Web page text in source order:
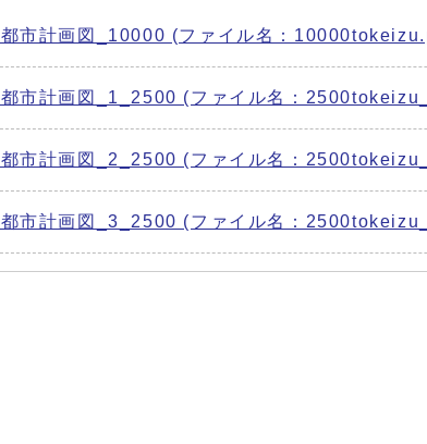
都市計画図_10000 (ファイル名：
都市計画図_1_2500 (ファイル名：
都市計画図_2_2500 (ファイル名：
都市計画図_3_2500 (ファイル名：